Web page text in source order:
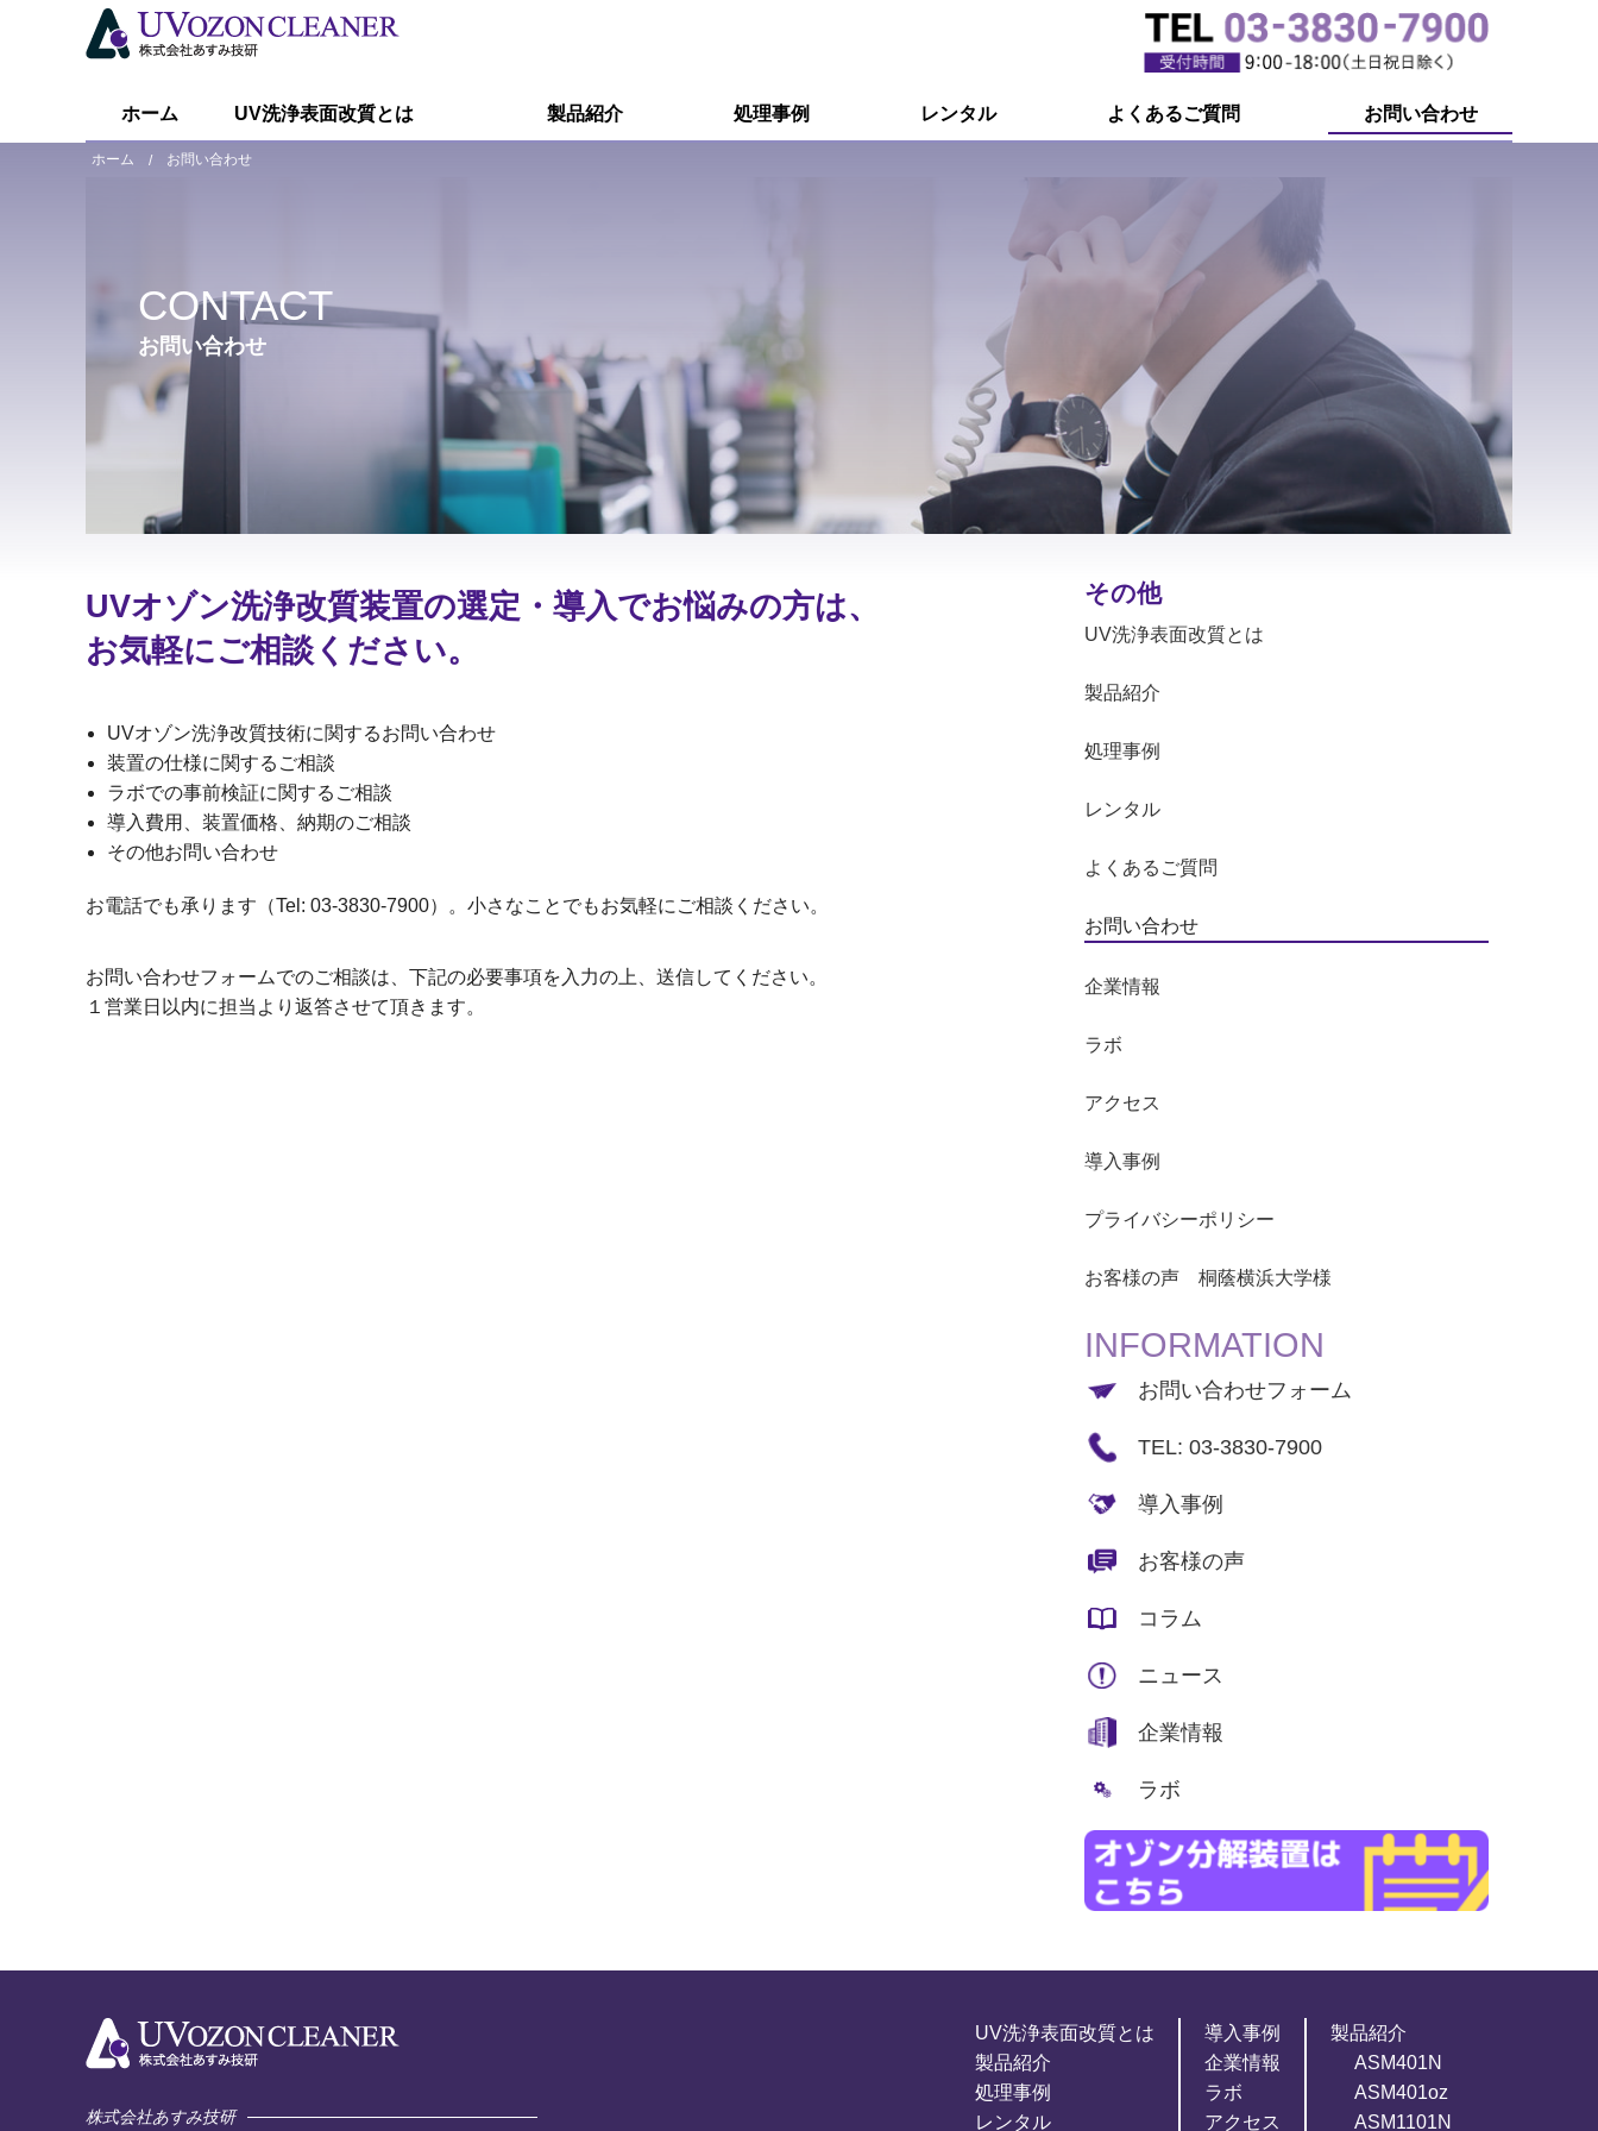
ホーム UV洗浄表面改質とは 製品紹介
オゾン分解装置
接触角計、ぬれ性評価装置
処理事例 レンタル よくあるご質問 お問い合わせ
ホーム お問い合わせ
CONTACT
お問い合わせ
UVオゾン洗浄改質装置の選定・導入でお悩みの方は、
お気軽にご相談ください。
UVオゾン洗浄改質技術に関するお問い合わせ
装置の仕様に関するご相談
ラボでの事前検証に関するご相談
導入費用、装置価格、納期のご相談
その他お問い合わせ
お電話でも承ります（Tel: 03-3830-7900）。小さなことでもお気軽にご相談ください。
お問い合わせフォームでのご相談は、下記の必要事項を入力の上、送信してください。
１営業日以内に担当より返答させて頂きます。
その他
UV洗浄表面改質とは
製品紹介
処理事例
レンタル
よくあるご質問
お問い合わせ
企業情報
ラボ
アクセス
導入事例
プライバシーポリシー
お客様の声 桐蔭横浜大学様
INFORMATION
お問い合わせフォーム
TEL: 03-3830-7900
導入事例
お客様の声
コラム
ニュース
企業情報
ラボ
株式会社あすみ技研
UV洗浄表面改質とは
製品紹介
処理事例
レンタル
導入事例
企業情報
ラボ
アクセス
製品紹介
ASM401N
ASM401oz
ASM1101N